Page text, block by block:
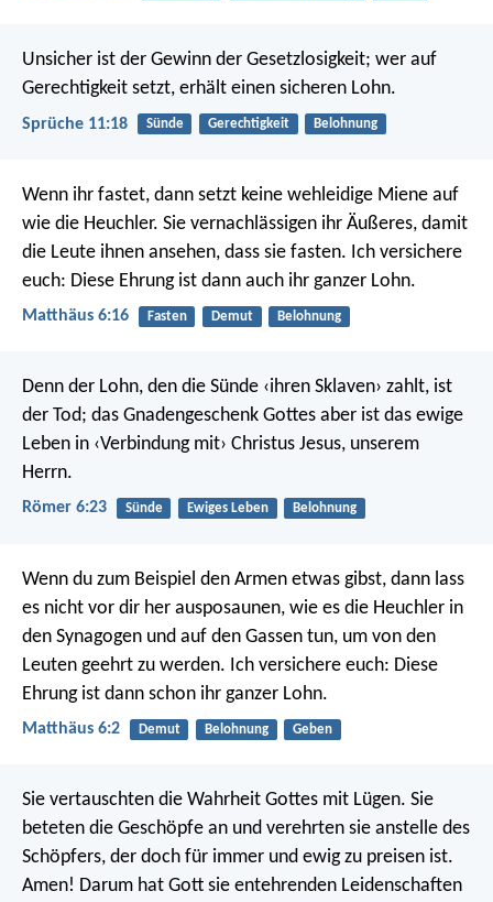
Unsicher ist der Gewinn der Gesetzlosigkeit; wer auf
Gerechtigkeit setzt, erhält einen sicheren Lohn.
Sprüche 11:18 Sünde Gerechtigkeit Belohnung
Wenn ihr fastet, dann setzt keine wehleidige Miene auf
wie die Heuchler. Sie vernachlässigen ihr Äußeres, damit
die Leute ihnen ansehen, dass sie fasten. Ich versichere
euch: Diese Ehrung ist dann auch ihr ganzer Lohn.
Matthäus 6:16 Fasten Demut Belohnung
Denn der Lohn, den die Sünde ‹ihren Sklaven› zahlt, ist
der Tod; das Gnadengeschenk Gottes aber ist das ewige
Leben in ‹Verbindung mit› Christus Jesus, unserem
Herrn.
Römer 6:23 Sünde Ewiges Leben Belohnung
Wenn du zum Beispiel den Armen etwas gibst, dann lass
es nicht vor dir her ausposaunen, wie es die Heuchler in
den Synagogen und auf den Gassen tun, um von den
Leuten geehrt zu werden. Ich versichere euch: Diese
Ehrung ist dann schon ihr ganzer Lohn.
Matthäus 6:2 Demut Belohnung Geben
Sie vertauschten die Wahrheit Gottes mit Lügen. Sie
beteten die Geschöpfe an und verehrten sie anstelle des
Schöpfers, der doch für immer und ewig zu preisen ist.
Amen! Darum hat Gott sie entehrenden Leidenschaften